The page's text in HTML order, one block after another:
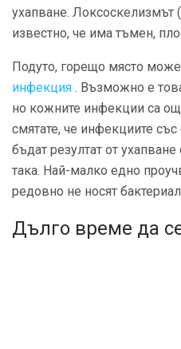
ухапване.
известно, че има тъмен,
Подуто, горещо място
инфекция . Възможно е
но кожните инфекции са
смятате, че инфекциите
бъдат резултат от
така. Най-малко едно
редовно не носят
Дълго време да